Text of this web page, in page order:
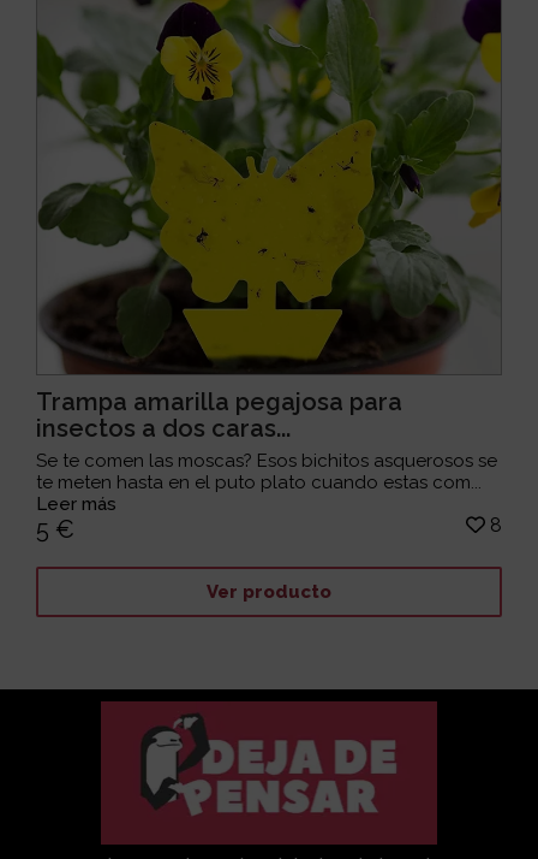
Trampa amarilla pegajosa para
insectos a dos caras...
Se te comen las moscas? Esos bichitos asquerosos se
te meten hasta en el puto plato cuando estas com...
Leer más
5 € 8
Ver producto